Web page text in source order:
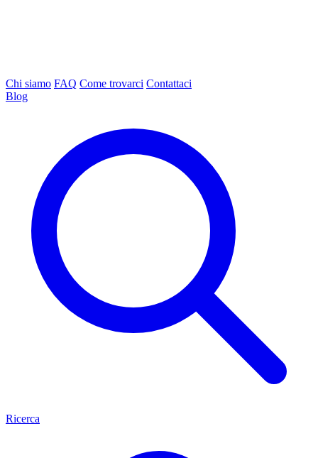
Chi siamo FAQ Come trovarci Contattaci
Blog
Ricerca